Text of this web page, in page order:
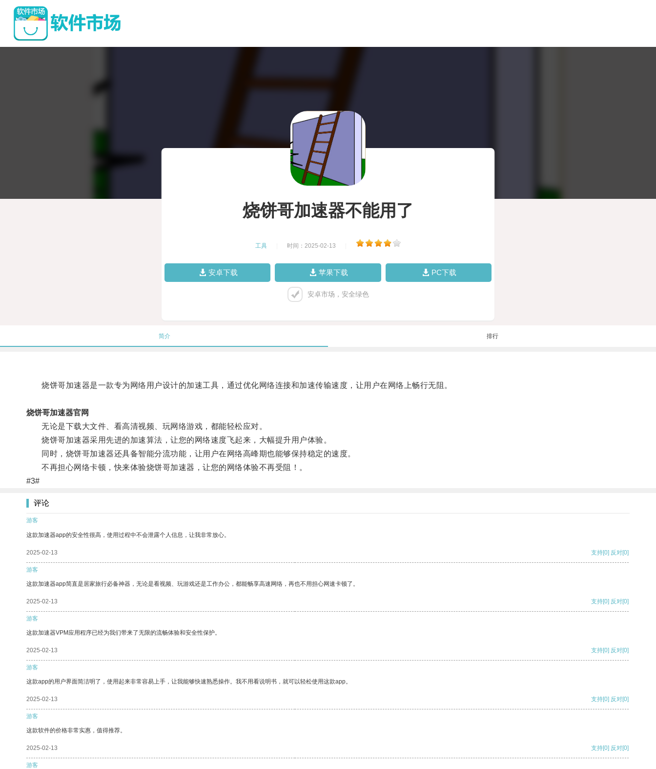
烧饼哥加速器不能用了
工具 时间：2025-02-13
安卓下载 苹果下载 PC下载
安卓市场，安全绿色
简介 排行
烧饼哥加速器是一款专为网络用户设计的加速工具，通过优化网络连接和加速传输速度，让用户在网络上畅行无阻。
烧饼哥加速器官网
无论是下载大文件、看高清视频、玩网络游戏，都能轻松应对。
烧饼哥加速器采用先进的加速算法，让您的网络速度飞起来，大幅提升用户体验。
同时，烧饼哥加速器还具备智能分流功能，让用户在网络高峰期也能够保持稳定的速度。
不再担心网络卡顿，快来体验烧饼哥加速器，让您的网络体验不再受阻！。
#3#
评论
游客
这款加速器app的安全性很高，使用过程中不会泄露个人信息，让我非常放心。
2025-02-13 支持[0] 反对[0]
游客
这款加速器app简直是居家旅行必备神器，无论是看视频、玩游戏还是工作办公，都能畅享高速网络，再也不用担心网速卡顿了。
2025-02-13 支持[0] 反对[0]
游客
这款加速器VPM应用程序已经为我们带来了无限的流畅体验和安全性保护。
2025-02-13 支持[0] 反对[0]
游客
这款app的用户界面简洁明了，使用起来非常容易上手，让我能够快速熟悉操作。我不用看说明书，就可以轻松使用这款app。
2025-02-13 支持[0] 反对[0]
游客
这款软件的价格非常实惠，值得推荐。
2025-02-13 支持[0] 反对[0]
游客